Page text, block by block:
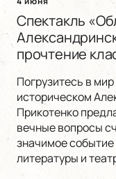
Спектакль
прочтение
Погрузитесь в
историческом
Прикотенко
вечные вопросы
значимое
литературы и